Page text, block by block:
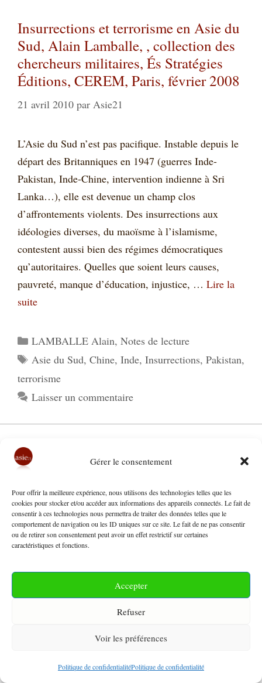
Gérer le consentement
Pour offrir la meilleure expérience, nous utilisons des technologies telles que les
cookies pour stocker et/ou accéder aux informations des appareils connectés. Le fait de
consentir à ces technologies nous permettra de traiter des données telles que le
comportement de navigation ou les ID uniques sur ce site. Le fait de ne pas consentir
ou de retirer son consentement peut avoir un effet restrictif sur certaines
caractéristiques et fonctions.
Accepter
Refuser
Voir les préférences
Politique de confidentialitéPolitique de confidentialité
Insurrections et terrorisme en Asie du
Sud, Alain Lamballe, , collection des
chercheurs militaires, És Stratégies
Éditions, CEREM, Paris, février 2008
21 avril 2010 par Asie21
L’Asie du Sud n’est pas pacifique. Instable depuis le
départ des Britanniques en 1947 (guerres Inde-
Pakistan, Inde-Chine, intervention indienne à Sri
Lanka…), elle est devenue un champ clos
d’affrontements violents. Des insurrections aux
idéologies diverses, du maoïsme à l’islamisme,
contestent aussi bien des régimes démocratiques
qu’autoritaires. Quelles que soient leurs causes,
pauvreté, manque d’éducation, injustice, … Lire la
suite
Catégories
LAMBALLE Alain, Notes de lecture
Étiquettes
Asie du Sud, Chine, Inde, Insurrections, Pakistan,
terrorisme
Laisser un commentaire
Lettre confidentielle avril 2010
Sommaire de la Lettre confidentielle – Asie21-
Futuribles n°28 – avril 2010 ÉVÉNEMENTS
relations entre le Bangladesh et la Chine, Alain
Lamballe BIRMANIE : Elections piégées et pays en
société civile, Pierre Gentelle « La lutte pour la prise
de l’initiative …Lire la suite